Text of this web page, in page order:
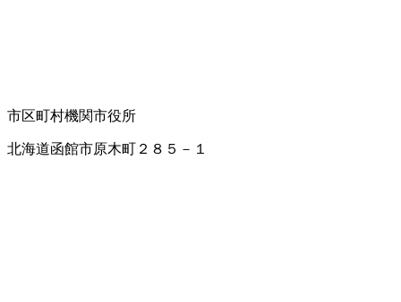
市区町村機関市役所
北海道函館市原木町２８５－１